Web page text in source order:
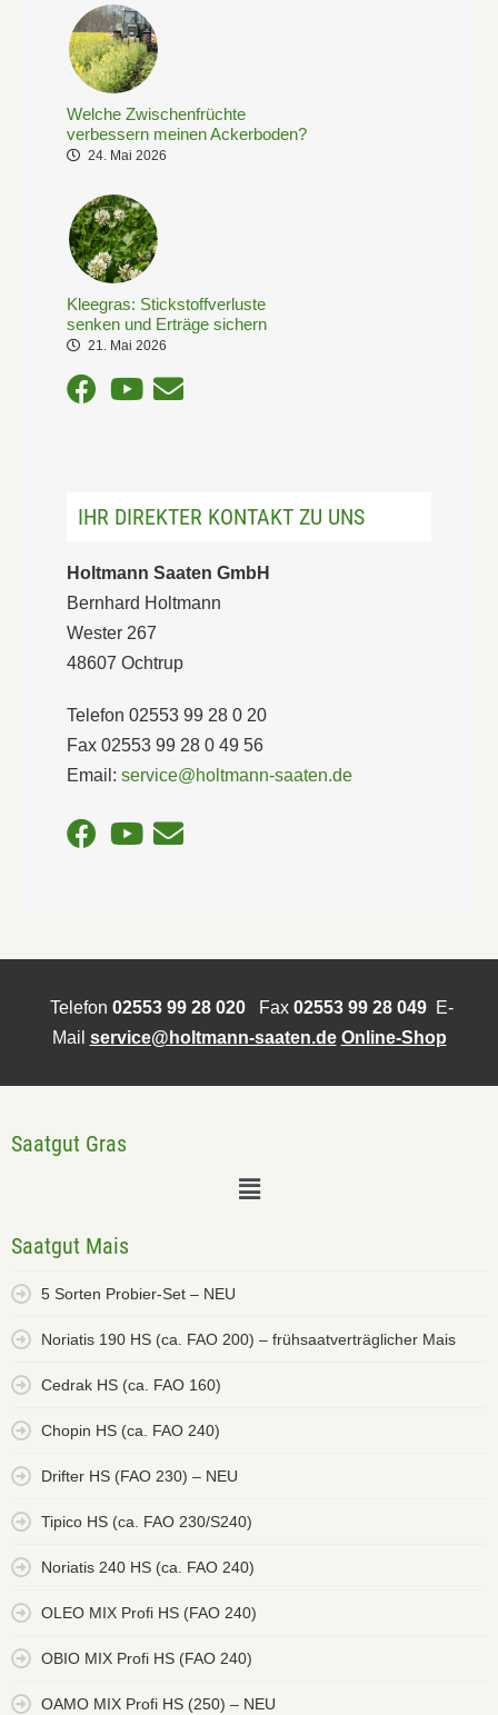
Welche Zwischenfrüchte
verbessern meinen Ackerboden?
24. Mai 2026
Kleegras: Stickstoffverluste
senken und Erträge sichern
21. Mai 2026
IHR DIREKTER KONTAKT ZU UNS
Holtmann Saaten GmbH
Bernhard Holtmann
Wester 267
48607 Ochtrup
Telefon 02553 99 28 0 20
Fax 02553 99 28 0 49 56
Email: service@holtmann-saaten.de
Telefon 02553 99 28 020Fax 02553 99 28 049E-
Mail service@holtmann-saaten.de Online-Shop
Saatgut Gras
Saatgut Mais
5 Sorten Probier-Set – NEU
Noriatis 190 HS (ca. FAO 200) – frühsaatverträglicher Mais
Cedrak HS (ca. FAO 160)
Chopin HS (ca. FAO 240)
Drifter HS (FAO 230) – NEU
Tipico HS (ca. FAO 230/S240)
Noriatis 240 HS (ca. FAO 240)
OLEO MIX Profi HS (FAO 240)
OBIO MIX Profi HS (FAO 240)
OAMO MIX Profi HS (250) – NEU